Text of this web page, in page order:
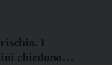
I
chiedono